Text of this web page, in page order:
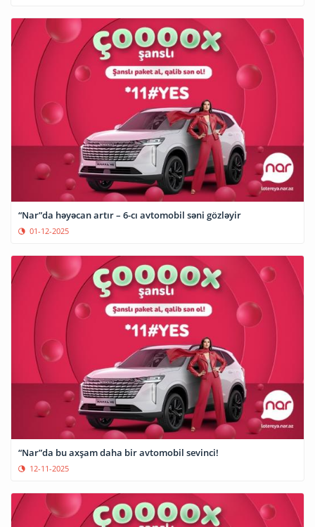
“Nar”da həyəcan artır – 6-cı avtomobil səni gözləyir
01-12-2025
“Nar”da bu axşam daha bir avtomobil sevinci!
12-11-2025